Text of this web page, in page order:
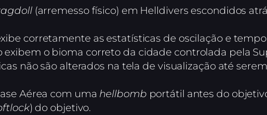
(arremesso físico) em Helldivers escondidos
corretamente as estatísticas de oscilação e
o bioma correto da cidade controlada pela
não são alterados na tela de visualização até
Aérea com uma hellbomb portátil antes do
) do objetivo.